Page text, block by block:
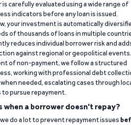
is carefully evaluated using a wide range of
indicators before any loan is issued.
your investment is automatically
of thousands of loans in multiple
reduces individual borrower risk and
against regional or geopolitical events.
of non-payment, we follow a structured
working with professional debt
needed, escalating cases through
to pursue repayment.
when a borrower doesn't repay?
we do a lot to prevent repayment issues